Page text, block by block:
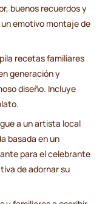
buenos recuerdos y
emotivo montaje de
recetas familiares
generación y
diseño. Incluye
a un artista local
basada en un
para el celebrante
de adornar su